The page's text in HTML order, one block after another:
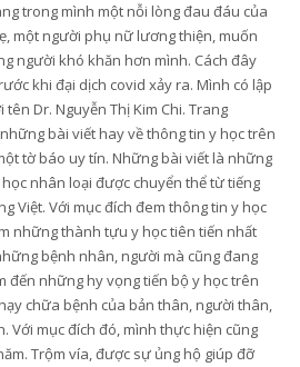
trong mình một nỗi lòng đau đáu của
một người phụ nữ lương thiện, muốn
người khó khăn hơn mình. Cách đây
khi đại dịch covid xảy ra. Mình có lập
Dr. Nguyễn Thị Kim Chi. Trang
bài viết hay về thông tin y học trên
tờ báo uy tín. Những bài viết là những
nhân loại được chuyển thể từ tiếng
Việt. Với mục đích đem thông tin y học
những thành tựu y học tiên tiến nhất
bệnh nhân, người mà cũng đang
đến những hy vọng tiến bộ y học trên
chữa bệnh của bản thân, người thân,
Với mục đích đó, mình thực hiện cũng
Trộm vía, được sự ủng hộ giúp đỡ